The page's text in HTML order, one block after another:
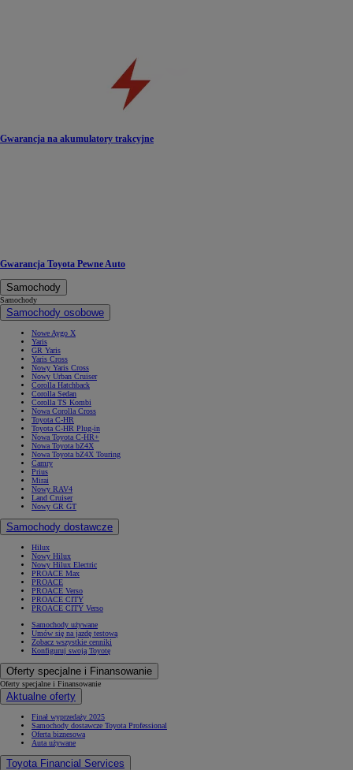
Gwarancja na akumulatory trakcyjne
Gwarancja Toyota Pewne Auto
Samochody
Samochody
Samochody osobowe
Nowe Aygo X
Yaris
GR Yaris
Yaris Cross
Nowy Yaris Cross
Nowy Urban Cruiser
Corolla Hatchback
Corolla Sedan
Corolla TS Kombi
Nowa Corolla Cross
Toyota C-HR
Toyota C-HR Plug-in
Nowa Toyota C-HR+
Nowa Toyota bZ4X
Nowa Toyota bZ4X Touring
Camry
Prius
Mirai
Nowy RAV4
Land Cruiser
Nowy GR GT
Samochody dostawcze
Hilux
Nowy Hilux
Nowy Hilux Electric
PROACE Max
PROACE
PROACE Verso
PROACE CITY
PROACE CITY Verso
Samochody używane
Umów się na jazdę testową
Zobacz wszystkie cenniki
Konfiguruj swoją Toyotę
Oferty specjalne i Finansowanie
Oferty specjalne i Finansowanie
Aktualne oferty
Finał wyprzedaży 2025
Samochody dostawcze Toyota Professional
Oferta biznesowa
Auta używane
Toyota Financial Services